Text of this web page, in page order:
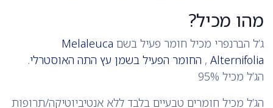
מהו מכיל?
ג’ל הברנפרי מכיל חומר פעיל בשם Melaleuca
Alternifolia
, החומר הפעיל בשמן עץ התה האוסטרלי.
הג’ל מכיל 95%
הג’ל מכיל חומרים טבעיים בלבד ללא אנטיביוטיקה/תרופות